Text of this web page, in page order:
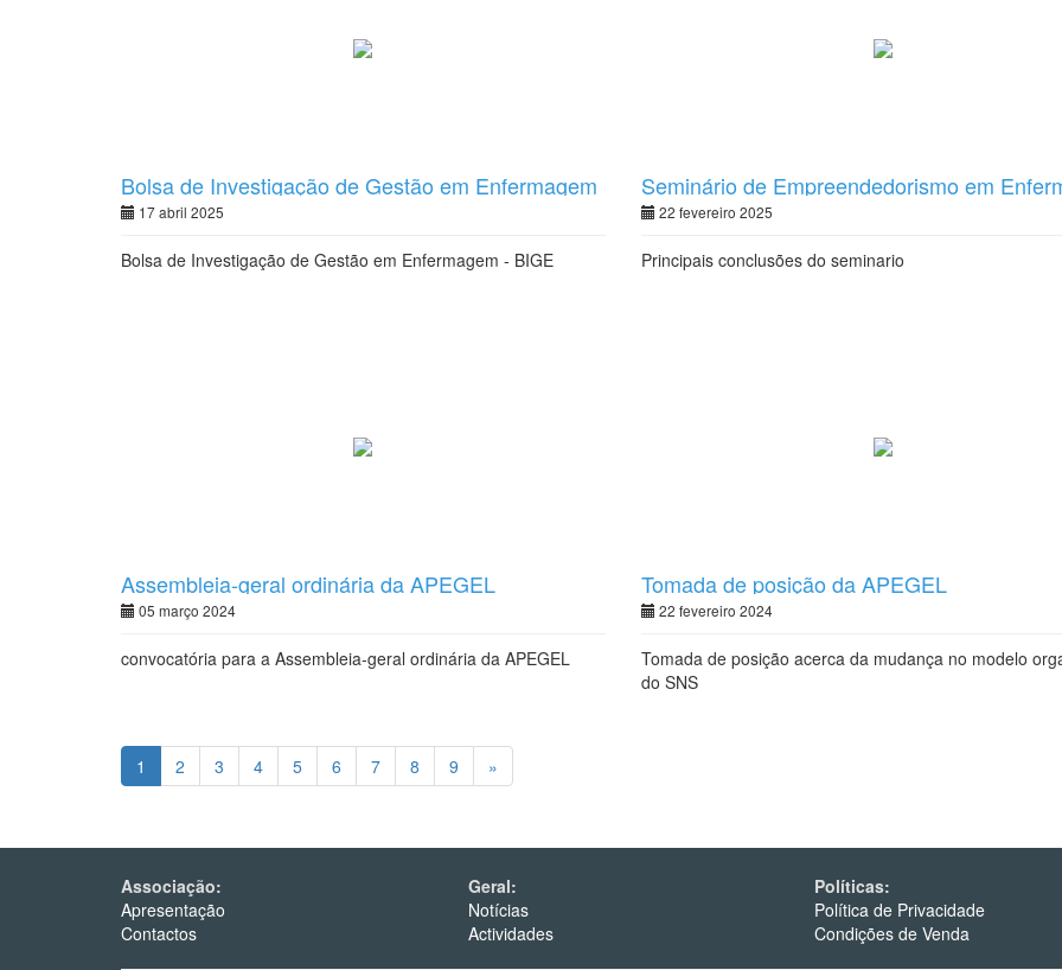
Bolsa de Investigação de Gestão em Enfermagem
17 abril 2025
Bolsa de Investigação de Gestão em Enfermagem - BIGE
Seminário de Empreendedorismo em
22 fevereiro 2025
Principais conclusões do seminario
Assembleia-geral ordinária da APEGEL
05 março 2024
convocatória para a Assembleia-geral ordinária da APEGEL
Tomada de posição da APEGEL
22 fevereiro 2024
Tomada de posição acerca da mudança no modelo
do SNS
1 2 3 4 5 6 7 8 9 »
Associação:
Apresentação
Contactos
Geral:
Notícias
Actividades
Políticas:
Política de Privacidade
Condições de Venda